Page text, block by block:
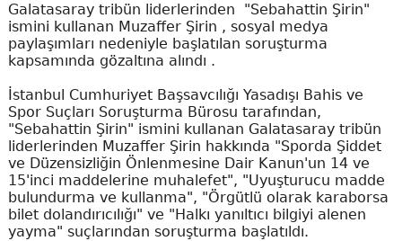
Galatasaray tribün liderlerinden "Sebahattin Şirin"
ismini kullanan Muzaffer Şirin , sosyal medya
paylaşımları nedeniyle başlatılan soruşturma
kapsamında gözaltına alındı .
İstanbul Cumhuriyet Başsavcılığı Yasadışı Bahis ve
Spor Suçları Soruşturma Bürosu tarafından,
"Sebahattin Şirin" ismini kullanan Galatasaray tribün
liderlerinden Muzaffer Şirin hakkında "Sporda Şiddet
ve Düzensizliğin Önlenmesine Dair Kanun'un 14 ve
15'inci maddelerine muhalefet", "Uyuşturucu madde
bulundurma ve kullanma", "Örgütlü olarak karaborsa
bilet dolandırıcılığı" ve "Halkı yanıltıcı bilgiyi alenen
yayma" suçlarından soruşturma başlatıldı.